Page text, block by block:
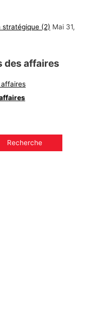
(2) Mai 31,
des affaires